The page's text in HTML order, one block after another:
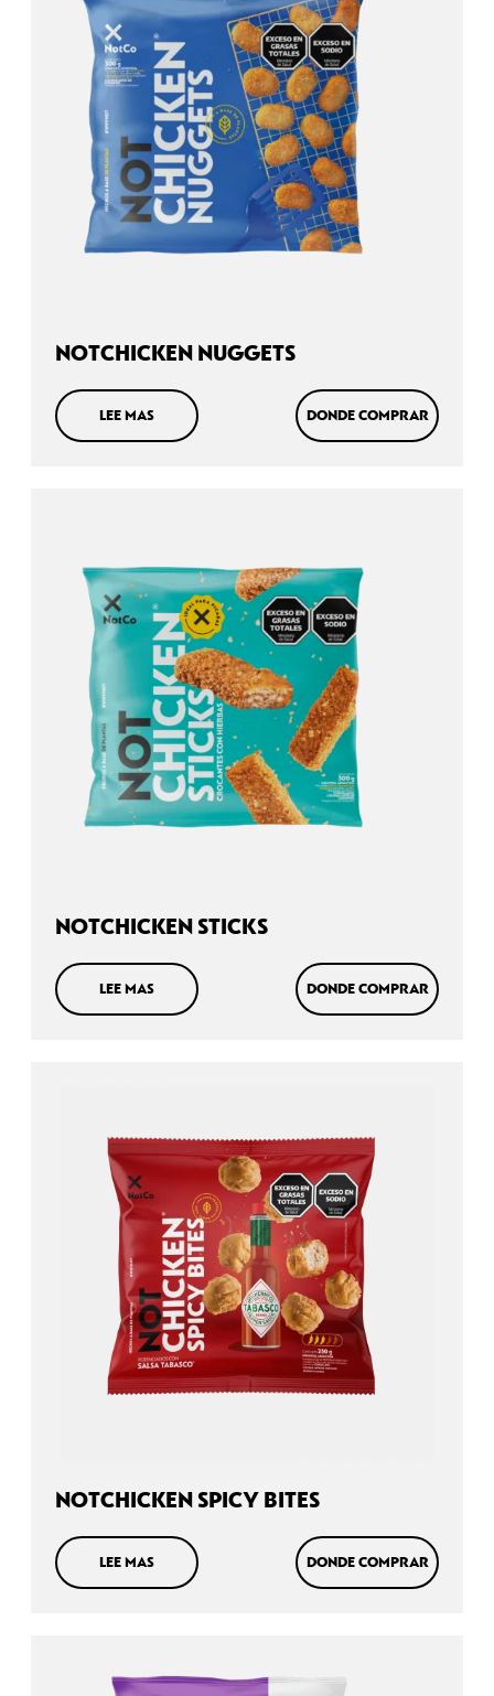
NOT BURGER
NOT SALXICHA
NOT MILA
NOTCHORIXO
NOTMILK
NOTCHICKEN NUGGETS
LEE MAS DONDE COMPRAR
NOTCHICKEN STICKS
LEE MAS DONDE COMPRAR
NOTCHICKEN SPICY BITES
LEE MAS DONDE COMPRAR